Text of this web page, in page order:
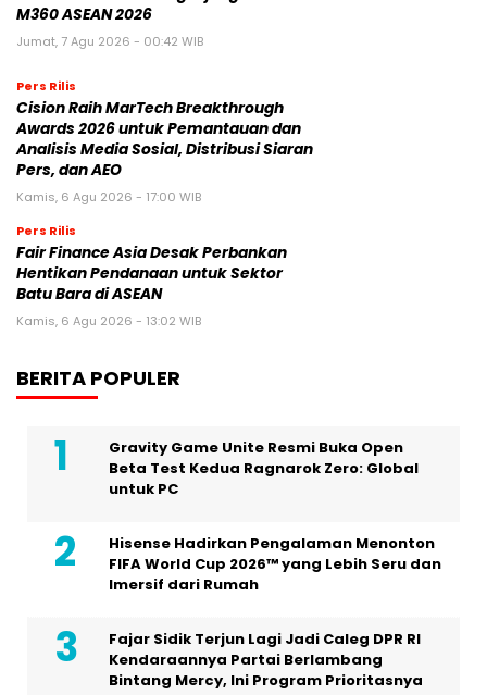
M360 ASEAN 2026
Jumat, 7 Agu 2026 - 00:42 WIB
Pers Rilis
Cision Raih MarTech Breakthrough
Awards 2026 untuk Pemantauan dan
Analisis Media Sosial, Distribusi Siaran
Pers, dan AEO
Kamis, 6 Agu 2026 - 17:00 WIB
Pers Rilis
Fair Finance Asia Desak Perbankan
Hentikan Pendanaan untuk Sektor
Batu Bara di ASEAN
Kamis, 6 Agu 2026 - 13:02 WIB
BERITA POPULER
Gravity Game Unite Resmi Buka Open
Beta Test Kedua Ragnarok Zero: Global
untuk PC
Hisense Hadirkan Pengalaman Menonton
FIFA World Cup 2026™ yang Lebih Seru dan
Imersif dari Rumah
Fajar Sidik Terjun Lagi Jadi Caleg DPR RI
Kendaraannya Partai Berlambang
Bintang Mercy, Ini Program Prioritasnya